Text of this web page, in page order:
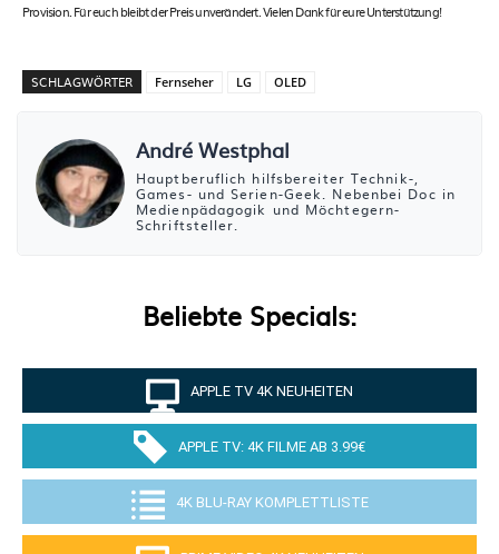
Provision. Für euch bleibt der Preis unverändert. Vielen Dank für eure Unterstützung!
SCHLAGWÖRTER Fernseher LG OLED
André Westphal
Hauptberuflich hilfsbereiter Technik-,
Games- und Serien-Geek. Nebenbei Doc in
Medienpädagogik und Möchtegern-
Schriftsteller.
Beliebte Specials:
APPLE TV 4K NEUHEITEN
APPLE TV: 4K FILME AB 3.99€
4K BLU-RAY KOMPLETTLISTE